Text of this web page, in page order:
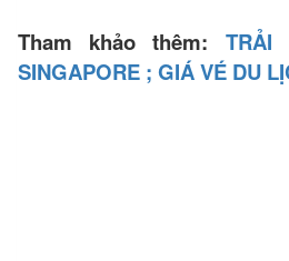
Tham khảo thêm: TRẢI
SINGAPORE ; GIÁ VÉ DU